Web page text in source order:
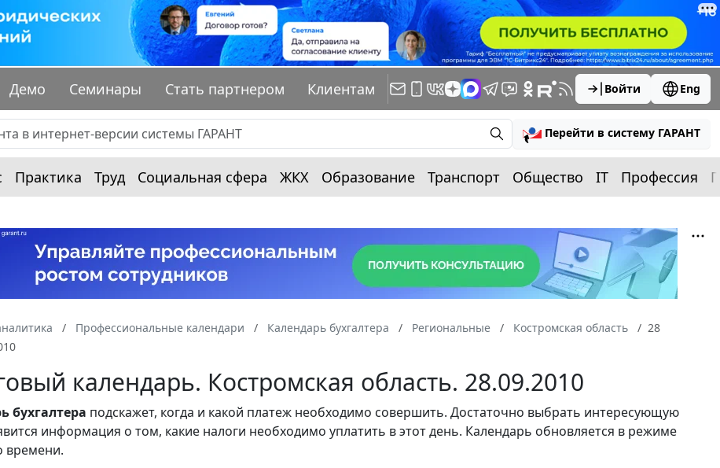
Демо Семинары Стать партнером Клиентам Войти Eng
Перейти в систему ГАРАНТ
Практика Труд Социальная сфера ЖКХ Образование Транспорт Общество IT Профессия
Профессиональные календари Календарь бухгалтера Региональные Костромская область
28
календарь. Костромская область. 28.09.2010
бухгалтера подскажет, когда и какой платеж необходимо совершить. Достаточно выбрать интересующую
информация о том, какие налоги необходимо уплатить в этот день. Календарь обновляется в режиме
времени.